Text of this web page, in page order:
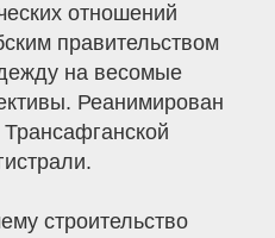
отношений
правительством
на весомые
Реанимирован
строительство